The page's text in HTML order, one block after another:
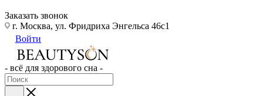
Заказать звонок
г. Москва, ул. Фридриха Энгельса 46с1
Войти
- всё для здорового сна -